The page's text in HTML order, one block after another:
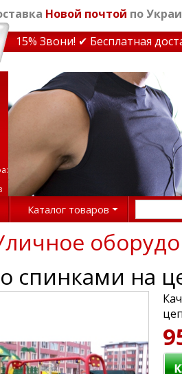
Новой почтой по
Звони! ✔ Бесплатная
Каталог товаров
спинками на